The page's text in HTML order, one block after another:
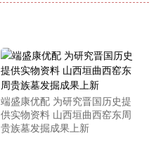
端盛康优配 为研究晋国历史提
供实物资料 山西垣曲西窑东周
贵族墓发掘成果上新